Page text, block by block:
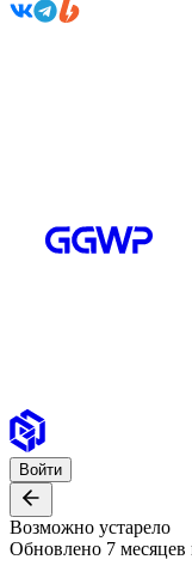
Войти
Возможно устарело
Обновлено 7 месяцев